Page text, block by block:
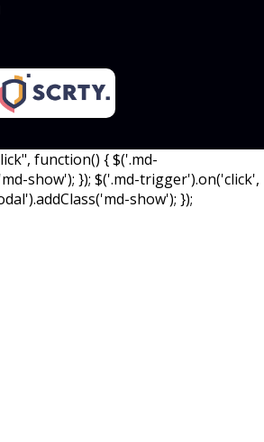
function() { $('.md-
show'); }); $('.md-trigger').on('click',
show'); });